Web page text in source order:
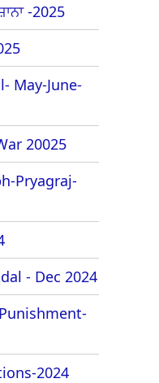
-2025
May-June-
20025
Pryagraj-
- Dec 2024
2024